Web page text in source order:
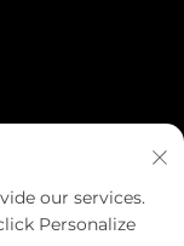
our services.
Personalize